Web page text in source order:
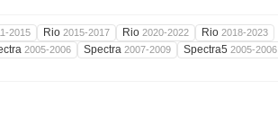
2015 Rio 2015-2017 Rio 2020-2022 Rio 2018-2023
2005-2006 Spectra 2007-2009 Spectra5 2005-2006